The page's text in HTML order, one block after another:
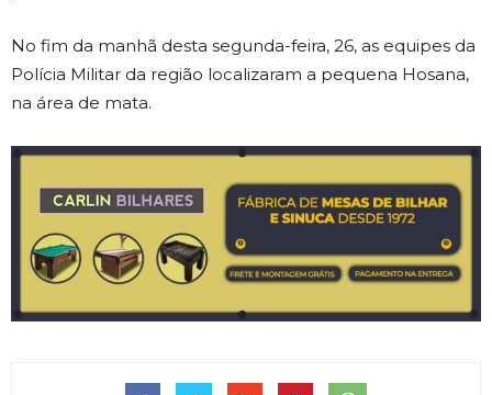
No fim da manhã desta segunda-feira, 26, as equipes da
Polícia Militar da região localizaram a pequena Hosana,
na área de mata.